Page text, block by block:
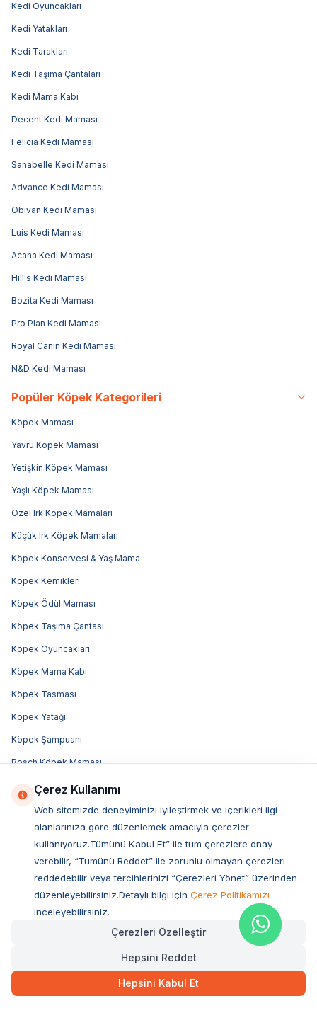
Kedi Oyuncakları
Kedi Yatakları
Kedi Tarakları
Kedi Taşıma Çantaları
Kedi Mama Kabı
Decent Kedi Maması
Felicia Kedi Maması
Sanabelle Kedi Maması
Advance Kedi Maması
Obivan Kedi Maması
Luis Kedi Maması
Acana Kedi Maması
Hill's Kedi Maması
Bozita Kedi Maması
Pro Plan Kedi Maması
Royal Canin Kedi Maması
N&D Kedi Maması
Popüler Köpek Kategorileri
Köpek Maması
Yavru Köpek Maması
Yetişkin Köpek Maması
Yaşlı Köpek Maması
Özel Irk Köpek Mamaları
Küçük Irk Köpek Mamaları
Köpek Konservesi & Yaş Mama
Köpek Kemikleri
Köpek Ödül Maması
Köpek Taşıma Çantası
Köpek Oyuncakları
Köpek Mama Kabı
Köpek Tasması
Köpek Yatağı
Köpek Şampuanı
Bosch Köpek Maması
Felicia Köpek Maması
Advance Köpek Maması
Luis Köpek Maması
Obivan Köpek Maması
Bozita Köpek Maması
Acana Köpek Maması
Royal Canin Köpek Maması
N&D Köpek Maması
Çerez Kullanımı
Web sitemizde deneyiminizi iyileştirmek ve içerikleri ilgi
alanlarınıza göre düzenlemek amacıyla çerezler
kullanıyoruz.Tümünü Kabul Et” ile tüm çerezlere onay
verebilir, “Tümünü Reddet” ile zorunlu olmayan çerezleri
reddedebilir veya tercihlerinizi “Çerezleri Yönet” üzerinden
düzenleyebilirsiniz.Detaylı bilgi için Çerez Politikamızı
inceleyebilirsiniz.
Çerezleri Özelleştir
Hepsini Reddet
Hepsini Kabul Et